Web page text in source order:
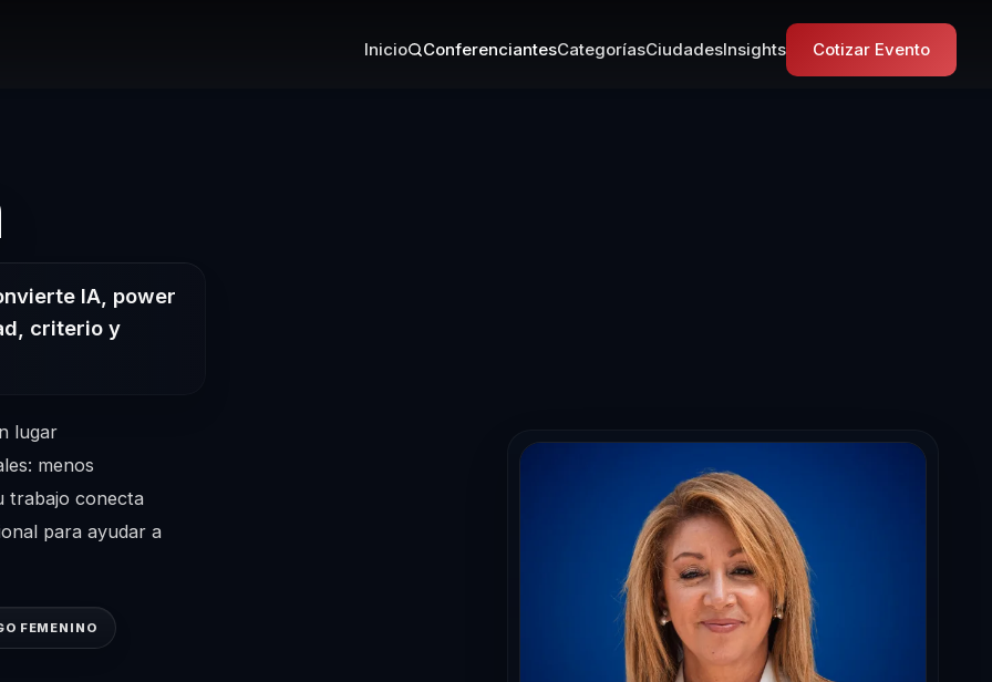
Inicio ConferenciantesCategoríasCiudadesInsights Cotizar Evento
– Conferencista en
IA, power
criterio y
lugar
menos
trabajo conecta
para ayudar a
FEMENINO